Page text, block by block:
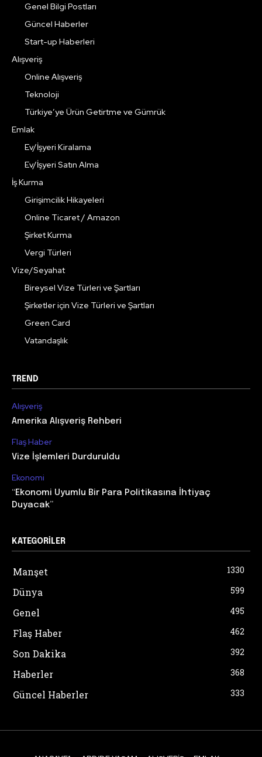
Genel Bilgi Postları
Güncel Haberler
Start-up Haberleri
Alışveriş
Online Alışveriş
Teknoloji
Türkiye’ye Ürün Getirtme ve Gümrük
Emlak
Ev/İşyeri Kiralama
Ev/İşyeri Satın Alma
İş Kurma
Girişimcilik Hikayeleri
Online Ticaret / Amazon
Şirket Kurma
Vergi Türleri
Vize/Seyahat
Bireysel Vize Türleri ve Şartları
Şirketler için Vize Türleri ve Şartları
Green Card
Vatandaşlık
TREND
Alışveriş
Amerika Alışveriş Rehberi
Flaş Haber
Vize İşlemleri Durduruldu
Ekonomi
“Ekonomi Uyumlu Bir Para Politikasına İhtiyaç
Duyacak”
KATEGORILER
Manşet 1330
Dünya 599
Genel 495
Flaş Haber 462
Son Dakika 392
Haberler 368
Güncel Haberler 333